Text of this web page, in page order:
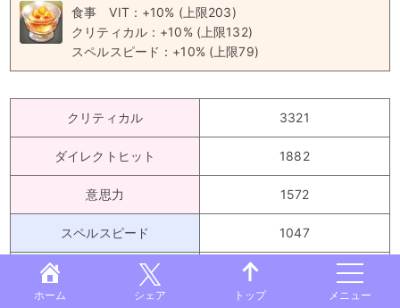
食事
VIT：+10% (上限203)
クリティカル：+10% (上限132)
スペルスピード：+10% (上限79)
クリティカル 3321
ダイレクトヒット 1882
意思力 1572
スペルスピード 1047
ホーム シェア トップ メニュー